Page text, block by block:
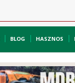
BLOG HASZNOS